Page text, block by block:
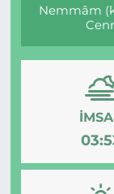
Nemmâm
BÖLGE
DÜNYA